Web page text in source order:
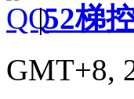
|52梯
GMT+8,